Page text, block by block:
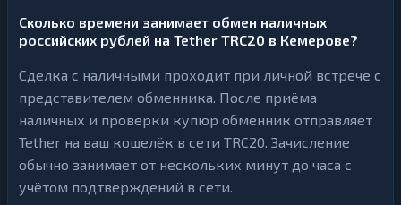
Сколько времени занимает обмен наличных
российских рублей на Tether TRC20 в Кемерове?
Сделка с наличными проходит при личной встрече с
представителем обменника. После приёма
наличных и проверки купюр обменник отправляет
Tether на ваш кошелёк в сети TRC20. Зачисление
обычно занимает от нескольких минут до часа с
учётом подтверждений в сети.